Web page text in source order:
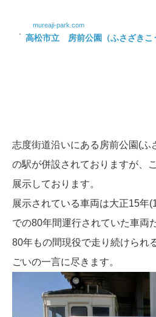
mureaji-park.com
高松市立 房前公園（ふさざきこ
志度街道沿いにある房前公園(ふ
の駅が併設されておりますが、
展示しております。
展示されている車両は大正15年
での80年間運行されていた車両
80年もの間現役で走り続けられ
ごいの一言に尽きます。